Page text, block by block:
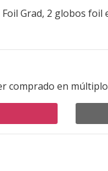
Grad, 2 globos foil
comprado en